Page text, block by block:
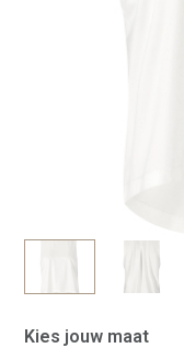
Kies jouw maat